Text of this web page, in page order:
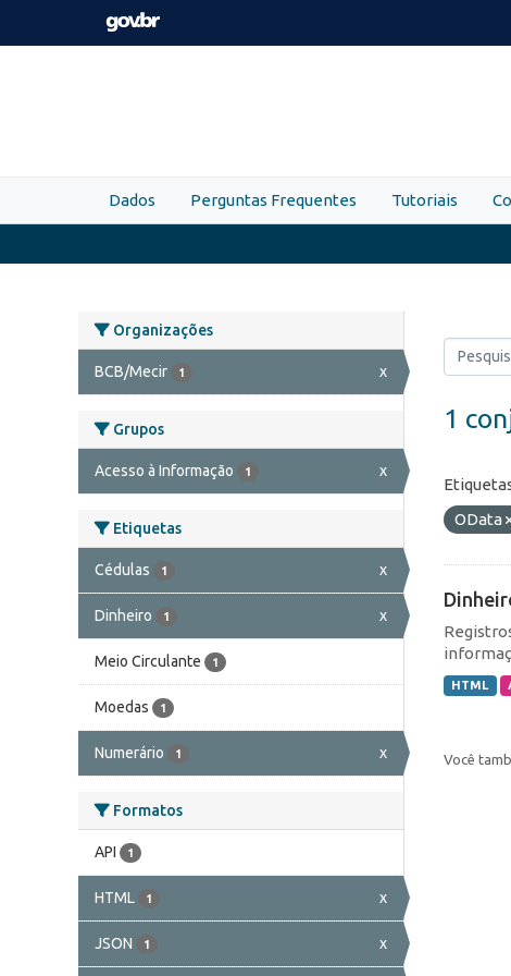
Skip to main content
Dados Perguntas Frequentes Tutoriais
Organizações
BCB/Mecir 1 x
Grupos
Acesso à Informação 1 x
Etiquetas
Cédulas 1 x
Dinheiro 1 x
Meio Circulante 1
Moedas 1
Numerário 1 x
Formatos
API 1
HTML 1 x
JSON 1 x
1
OData
HTML
Você